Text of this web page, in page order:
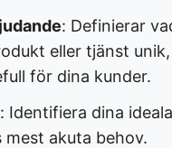
: Definierar
eller tjänst
för dina kunder.
: Identifiera dina
mest akuta behov.